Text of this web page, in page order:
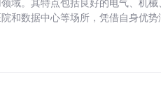
域。其特点包括良好的电气、机
和数据中心等场所，凭借自身优